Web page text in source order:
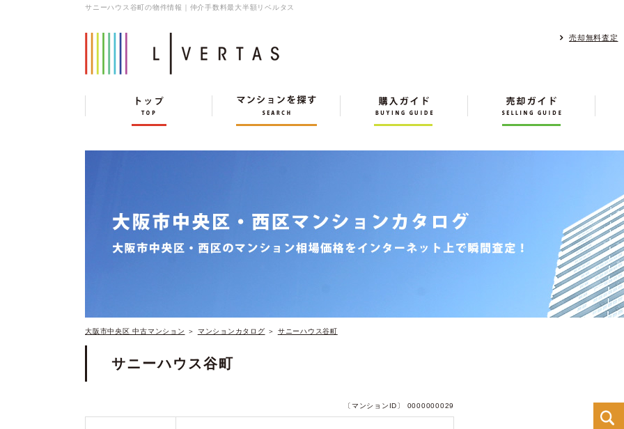
サニーハウス谷町の物件情報｜仲介手数料最大半額リベルタス
売却無料査定
大阪市中央区 中古マンション ＞ マンションカタログ ＞ サニーハウス谷町
サニーハウス谷町
〔マンションID〕 0000000029